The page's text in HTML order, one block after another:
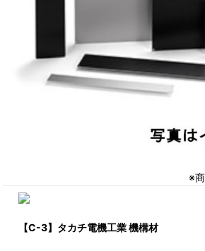
※
【C-3】タカチ電機工業 機構材